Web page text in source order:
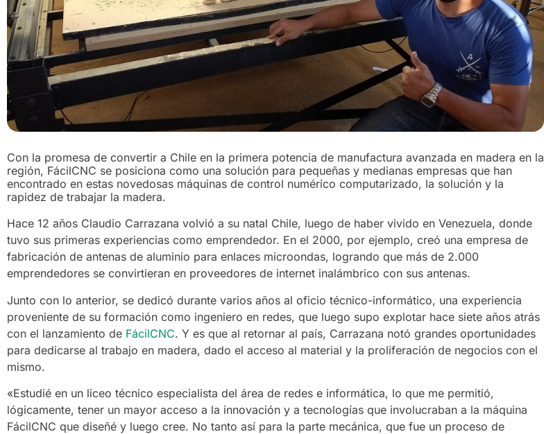
Con la promesa de convertir a Chile en la primera potencia de manufactura avanzada en madera en la
región, FácilCNC se posiciona como una solución para pequeñas y medianas empresas que han
encontrado en estas novedosas máquinas de control numérico computarizado, la solución y la
rapidez de trabajar la madera.
Hace 12 años Claudio Carrazana volvió a su natal Chile, luego de haber vivido en Venezuela, donde
tuvo sus primeras experiencias como emprendedor. En el 2000, por ejemplo, creó una empresa de
fabricación de antenas de aluminio para enlaces microondas, logrando que más de 2.000
emprendedores se convirtieran en proveedores de internet inalámbrico con sus antenas.
Junto con lo anterior, se dedicó durante varios años al oficio técnico-informático, una experiencia
proveniente de su formación como ingeniero en redes, que luego supo explotar hace siete años atrás
con el lanzamiento de FácilCNC. Y es que al retornar al país, Carrazana notó grandes oportunidades
para dedicarse al trabajo en madera, dado el acceso al material y la proliferación de negocios con el
mismo.
«Estudié en un liceo técnico especialista del área de redes e informática, lo que me permitió,
lógicamente, tener un mayor acceso a la innovación y a tecnologías que involucraban a la máquina
FácilCNC que diseñé y luego cree. No tanto así para la parte mecánica, que fue un proceso de